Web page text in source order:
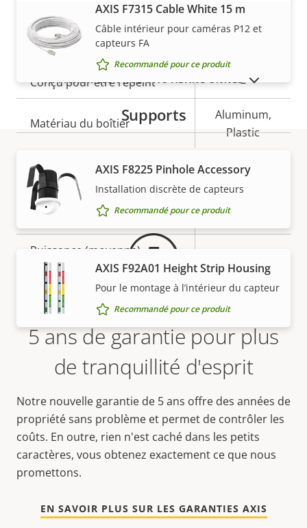
le vandalisme
-
Entrée de câble
Conçu pour être repeint –
Matériau du boîtier
Aluminum,
Plastic
Power
Description
de la
propriété
Valeur de
la
propriété
Puissance (max.)
Puissance (moyenne)
VOIR PLUS
AXIS F7315 Cable White 15 m
Câble intérieur pour caméras P12 et
capteurs FA
Recommandé pour ce produit
Supports
AXIS F8225 Pinhole Accessory
Installation discrète de capteurs
Recommandé pour ce produit
AXIS F92A01 Height Strip Housing
Pour le montage à l’intérieur du capteur
Recommandé pour ce produit
AFFICHER LES PRODUITS ABANDONNÉS
Garantie
5 ans de garantie pour plus
de tranquillité d'esprit
Notre nouvelle garantie de 5 ans offre des années de
propriété sans problème et permet de contrôler les
coûts. En outre, rien n'est caché dans les petits
caractères, vous obtenez exactement ce que nous
promettons.
EN SAVOIR PLUS SUR LES GARANTIES AXIS